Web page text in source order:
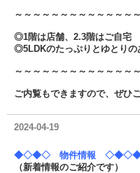
～～～～～～～～～～～～～
◎1階は店舗、2.3階はご自宅
◎5LDKのたっぷりとゆとりの
～～～～～～～～～～～～～
ご内覧もできますので、ぜひ
2024-04-19
◆◇◆◇ 物件情報
（新着情報のご紹介です）